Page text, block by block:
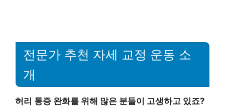
전문가 추천 자세 교정 운동 소
개
허리 통증 완화를 위해 많은 분들이 고생하고 있죠?